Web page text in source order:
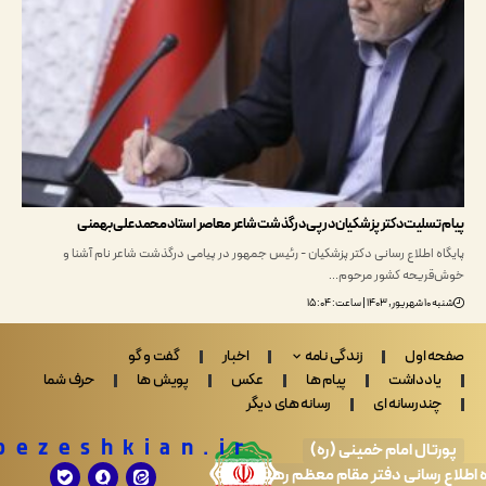
دکتر پزشکیان در پی درگذشت شاعر معاصر استاد محمد علی بهمنی
اطلاع رسانی دکتر پزشکیان - رئیس جمهور در پیامی درگذشت شاعر نام آشنا و
کشور مرحوم…
اول زندگی نامه اخبار
گفت و گو
پیام ها عکس پویش ها
حرف شما
ای
رسانه های دیگر
امام خمینی (ره)
رسانی دفتر مقام معظم رهبری
Drpezeshkian.ir